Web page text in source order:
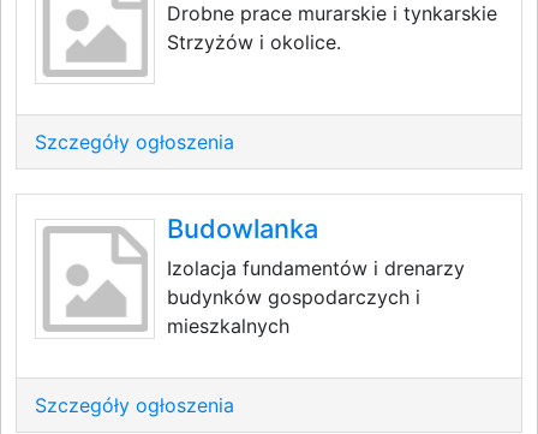
Drobne prace murarskie i tynkarskie
Strzyżów i okolice.
Szczegóły ogłoszenia
Budowlanka
Izolacja fundamentów i drenarzy
budynków gospodarczych i
mieszkalnych
Szczegóły ogłoszenia